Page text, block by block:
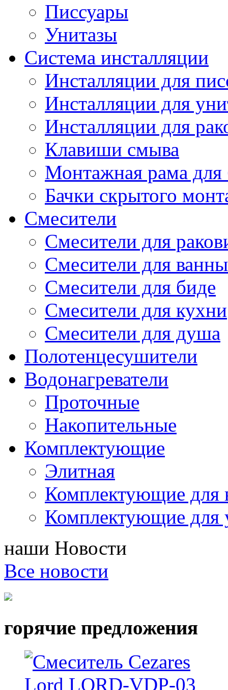
Писсуары
Унитазы
Система инсталляции
Инсталляции для
Инсталляции для
Инсталляции для
Клавиши смыва
Монтажная рама для
Бачки скрытого
Смесители
Смесители для
Смесители для ванны
Смесители для биде
Смесители для кухни
Смесители для душа
Полотенцесушители
Водонагреватели
Проточные
Накопительные
Комплектующие
Элитная
Комплектующие для
Комплектующие для
наши Новости
Все новости
горячие предложения